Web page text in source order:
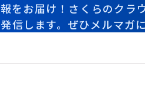
をお届け！さくらのクラ
信します。ぜひメルマガ